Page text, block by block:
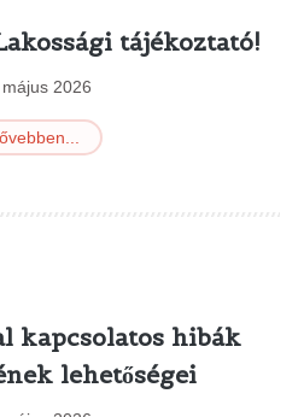
tájékoztató!
május 2026
kapcsolatos hibák
lehetőségei